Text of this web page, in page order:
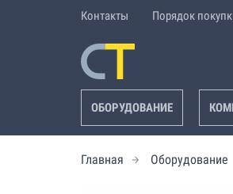
Контакты Порядок
ОБОРУДОВАНИЕ
Главная Оборудование